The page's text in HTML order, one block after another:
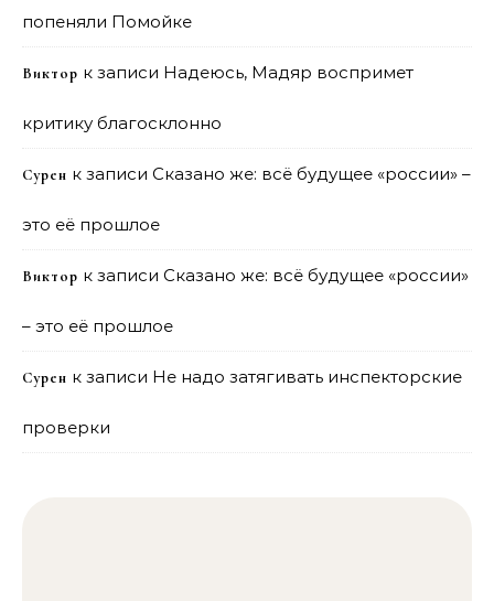
попеняли Помойке
Виктор к записи Надеюсь, Мадяр воспримет
критику благосклонно
Сурен к записи Сказано же: всё будущее «россии» –
это её прошлое
Виктор к записи Сказано же: всё будущее «россии»
– это её прошлое
Сурен к записи Не надо затягивать инспекторские
проверки